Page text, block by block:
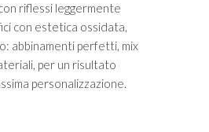
riflessi leggermente
con estetica ossidata,
abbinamenti perfetti, mix
per un risultato
personalizzazione.